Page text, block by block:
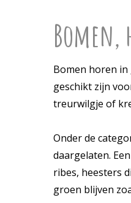
Bomen,
Bomen horen
geschikt zijn
treurwilgje of
Onder de
daargelaten.
ribes, heesters
groen blijven